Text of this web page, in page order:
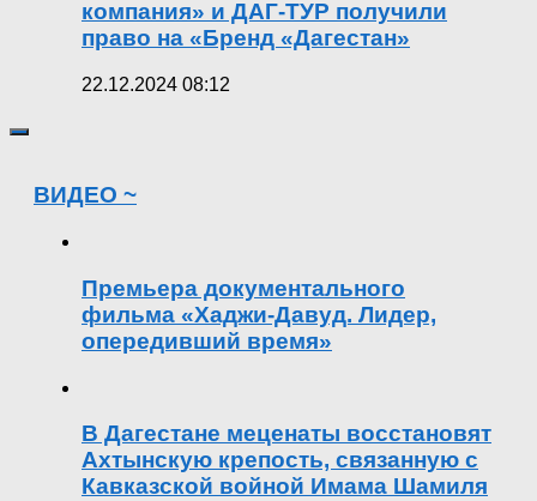
компания» и ДАГ-ТУР получили
право на «Бренд «Дагестан»
22.12.2024 08:12
ВИДЕО ~
Премьера документального
фильма «Хаджи-Давуд. Лидер,
опередивший время»
В Дагестане меценаты восстановят
Ахтынскую крепость, связанную с
Кавказской войной Имама Шамиля